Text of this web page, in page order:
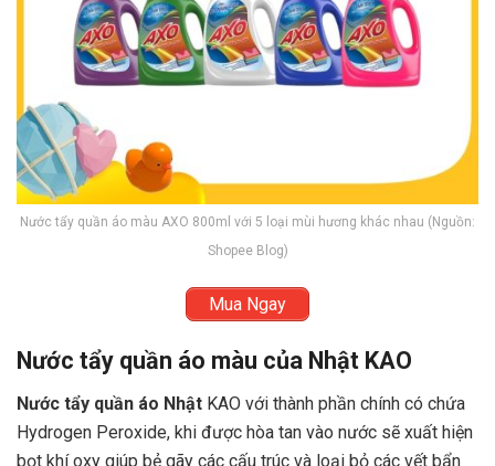
Nước tẩy quần áo màu AXO 800ml với 5 loại mùi hương khác nhau (Nguồn:
Shopee Blog)
Mua Ngay
Nước tẩy quần áo màu của Nhật KAO
Nước tẩy quần áo Nhật KAO với thành phần chính có chứa
Hydrogen Peroxide, khi được hòa tan vào nước sẽ xuất hiện
bọt khí oxy giúp bẻ gãy các cấu trúc và loại bỏ các vết bẩn